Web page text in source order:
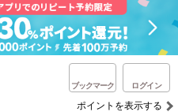
ブックマーク ログイン
ポイントを表示する